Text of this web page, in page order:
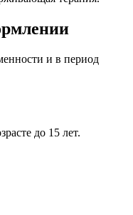
и в период
до 15 лет.